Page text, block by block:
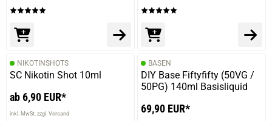
NIKOTINSHOTS
SC Nikotin Shot 10ml
ab 6,90 EUR*
inkl. MwSt. zzgl. Versand
BASEN
DIY Base Fiftyfifty (50VG /
50PG) 140ml Basisliquid
69,90 EUR*